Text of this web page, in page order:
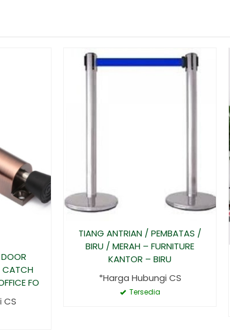
CATCH
FO
CS
TIANG ANTRIAN / PEMBATAS /
BIRU / MERAH – FURNITURE
KANTOR – BIRU
*Harga Hubungi CS
Tersedia